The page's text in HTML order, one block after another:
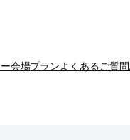
会場プランよくあるご質問